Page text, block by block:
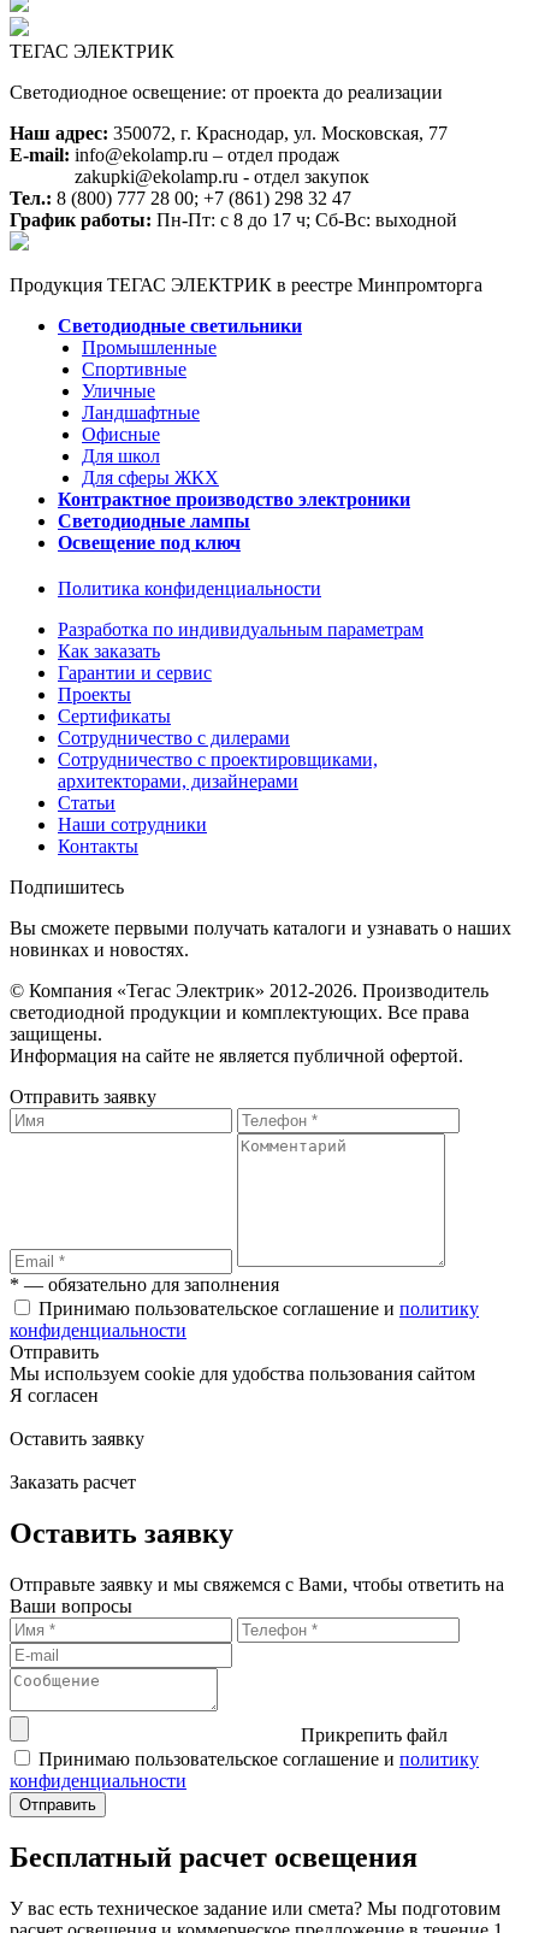
ТЕГАС ЭЛЕКТРИК
Светодиодное освещение: от проекта до реализации
Наш адрес: 350072, г. Краснодар, ул. Московская, 77
E-mail: info@ekolamp.ru – отдел продаж
zakupki@ekolamp.ru - отдел закупок
Тел.: 8 (800) 777 28 00; +7 (861) 298 32 47
График работы: Пн-Пт: с 8 до 17 ч; Сб-Вс: выходной
Продукция ТЕГАС ЭЛЕКТРИК в реестре Минпромторга
Светодиодные светильники
Промышленные
Спортивные
Уличные
Ландшафтные
Офисные
Для школ
Для сферы ЖКХ
Контрактное производство электроники
Светодиодные лампы
Освещение под ключ
Политика конфиденциальности
Разработка по индивидуальным параметрам
Как заказать
Гарантии и сервис
Проекты
Сертификаты
Сотрудничество с дилерами
Сотрудничество с проектировщиками,
архитекторами, дизайнерами
Статьи
Наши сотрудники
Контакты
Подпишитесь
Вы сможете первыми получать каталоги и узнавать о наших
новинках и новостях.
© Компания «Тегас Электрик» 2012-2026. Производитель
светодиодной продукции и комплектующих. Все права
защищены.
Информация на сайте не является публичной офертой.
Отправить заявку
* — обязательно для заполнения
Принимаю пользовательское соглашение и политику
конфиденциальности
Отправить
Мы используем cookie для удобства пользования сайтом
Я согласен
Оставить заявку
Заказать расчет
Оставить заявку
Отправьте заявку и мы свяжемся с Вами, чтобы ответить на
Ваши вопросы
Прикрепить файл
Принимаю пользовательское соглашение и политику
конфиденциальности
Бесплатный расчет освещения
У вас есть техническое задание или смета? Мы подготовим